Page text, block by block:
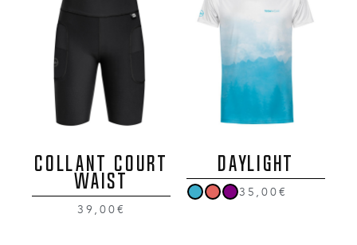
Collant Court
Waist
39,00€
DAYLIGHT
35,00€